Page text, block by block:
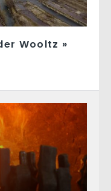
Wooltz »